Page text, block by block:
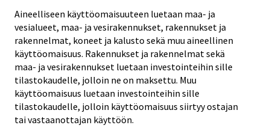
Aineelliseen käyttöomaisuuteen luetaan maa- ja
vesialueet, maa- ja vesirakennukset, rakennukset ja
rakennelmat, koneet ja kalusto sekä muu aineellinen
käyttöomaisuus. Rakennukset ja rakennelmat sekä
maa- ja vesirakennukset luetaan investointeihin sille
tilastokaudelle, jolloin ne on maksettu. Muu
käyttöomaisuus luetaan investointeihin sille
tilastokaudelle, jolloin käyttöomaisuus siirtyy ostajan
tai vastaanottajan käyttöön.